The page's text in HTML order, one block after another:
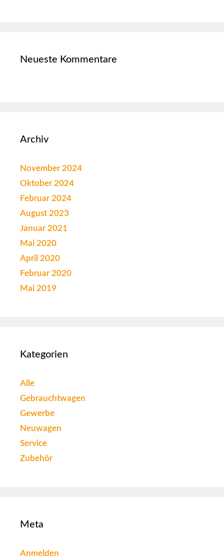
Neueste Kommentare
Archiv
November 2024
Oktober 2024
Februar 2024
August 2023
Januar 2021
Mai 2020
April 2020
Februar 2020
Mai 2019
Kategorien
Alle
Gebrauchtwagen
Gewerbe
Neuwagen
Service
Zubehör
Meta
Anmelden